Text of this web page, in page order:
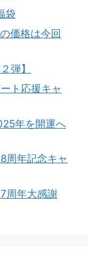
袋
価格は今回
弾】
ト応援キャ
年を開運へ
周年記念キャ
周年大感謝